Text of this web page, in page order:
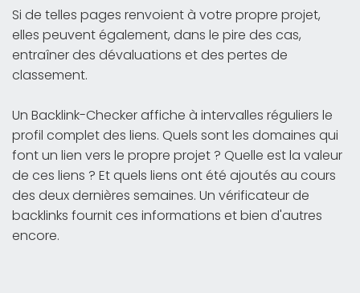
Si de telles pages renvoient à votre propre projet,
elles peuvent également, dans le pire des cas,
entraîner des dévaluations et des pertes de
classement.
Un Backlink-Checker affiche à intervalles réguliers le
profil complet des liens. Quels sont les domaines qui
font un lien vers le propre projet ? Quelle est la valeur
de ces liens ? Et quels liens ont été ajoutés au cours
des deux dernières semaines. Un vérificateur de
backlinks fournit ces informations et bien d'autres
encore.